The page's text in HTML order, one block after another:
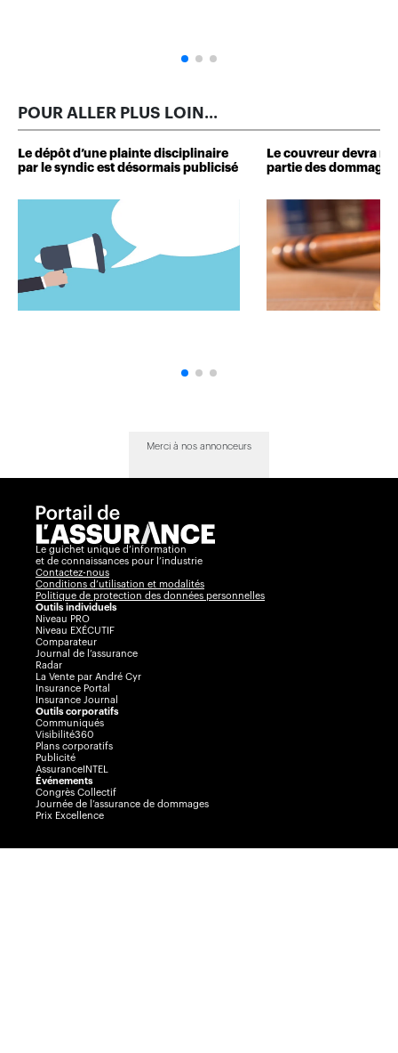
POUR ALLER PLUS LOIN...
Le dépôt d’une plainte disciplinaire
par le syndic est désormais publicisé
Le couvreur devra
partie des dommages
Merci à nos annonceurs
Le guichet unique d’information
et de connaissances pour l’industrie
Contactez-nous
Conditions d’utilisation et modalités
Politique de protection des données personnelles
Outils individuels
Niveau PRO
Niveau EXÉCUTIF
Comparateur
Journal de l’assurance
Radar
La Vente par André Cyr
Insurance Portal
Insurance Journal
Outils corporatifs
Communiqués
Visibilité360
Plans corporatifs
Publicité
AssuranceINTEL
Événements
Congrès Collectif
Journée de l’assurance de dommages
Prix Excellence